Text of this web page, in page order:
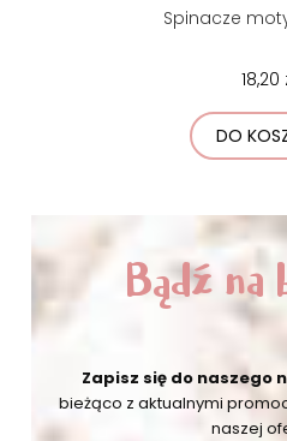
Spinacze
18,20
DO
Bądź na
Zapisz się do naszego
bieżąco z aktualnymi
naszej